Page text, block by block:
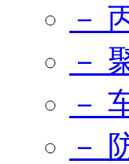
－
－
－
－